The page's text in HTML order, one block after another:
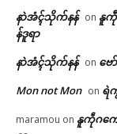
နာဲအံၚ်သိုက်နန် on နူ
န်ဒူရာ
နာဲအံၚ်သိုက်နန် on ဗေ
Mon not Mon on ရဲ
maramou on နူကဵုဂက